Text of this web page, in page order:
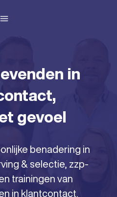
in
gevoel
benadering in
& selectie, zzp-
trainingen van
in klantcontact.